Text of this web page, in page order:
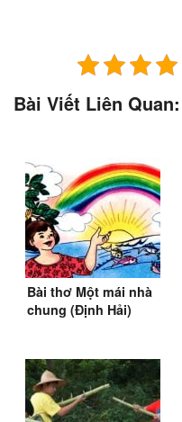
Bài Viết Liên Quan:
Bài thơ Một mái nhà
chung (Định Hải)